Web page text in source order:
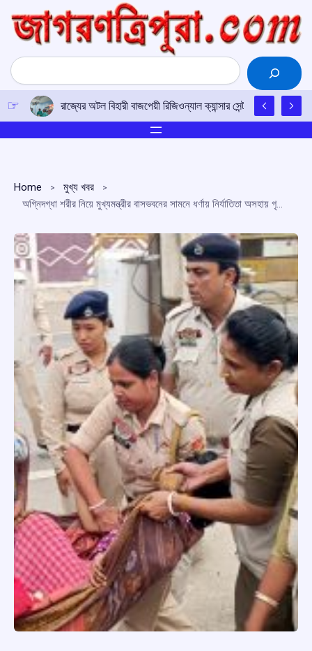
content
Search
রাজ্যের অটল বিহারী বাজপেয়ী রিজিওন্যাল ক্যান্সার সেন্টারে উত্তর-
Home
মুখ্য খবর
অগ্নিদগ্ধা শরীর নিয়ে মুখ্যমন্ত্রীর বাসভবনের সামনে ধর্ণায় নির্যাতিতা অসহায় গৃহবধু